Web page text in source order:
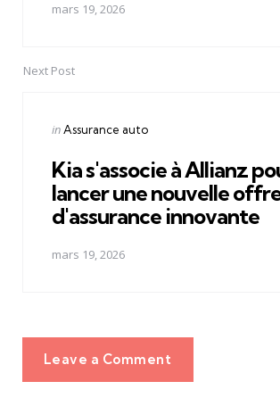
mars 19, 2026
Next Post
Posted
inAssurance auto
Kia s'associe à Allianz
lancer une nouvelle
d'assurance innovante
mars 19, 2026
Leave a Comment